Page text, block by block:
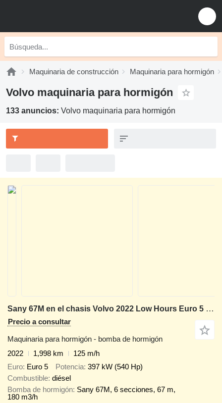
Maquinaria de construcción Maquinaria para hormigón
Volvo maquinaria para hormigón
133 anuncios: Volvo maquinaria para hormigón
Sany 67M en el chasis Volvo 2022 Low Hours Euro 5 Ready Now
Precio a consultar
Maquinaria para hormigón - bomba de hormigón
2022
1,998 km
125 m/h
Euro Euro 5 Potencia 397 kW (540 Hp)
Combustible diésel
Bomba de hormigón Sany 67M, 6 secciones, 67 m,
180 m3/h